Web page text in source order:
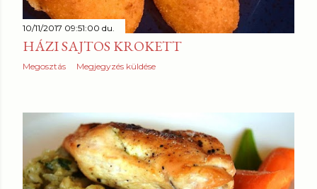
10/11/2017 09:51:00 du.
HÁZI SAJTOS KROKETT
Megosztás Megjegyzés küldése